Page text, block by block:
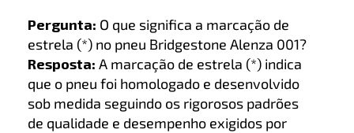
Pergunta: O que significa a marcação de
estrela (*) no pneu Bridgestone Alenza 001?
Resposta: A marcação de estrela (*) indica
que o pneu foi homologado e desenvolvido
sob medida seguindo os rigorosos padrões
de qualidade e desempenho exigidos por